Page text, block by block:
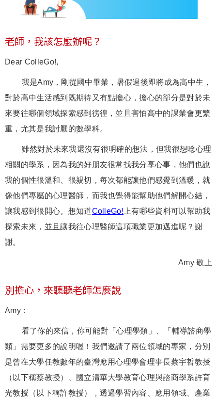
老師，我該怎麼辦呢？
Dear ColleGo!,
我是Amy，剛從國中畢業，暑假過後即將成為高中生，
對於高中生活感到既期待又有點擔心，擔心的部分是對於未
來要往哪個領域探索感到徬徨，並且害怕高中的課業會更繁
重，尤其是我討厭的數學科。
雖然對於未來我還沒有很明確的想法，但我很想唸心理
相關的學系，因為我的好朋友很常找我分享心事，他們也說
我的個性很溫和、很親切，每次都能讓他們感覺到溫暖，就
像他們專屬的心理醫師，而我也覺得能幫助他們解開心結，
讓我感到很開心。想知道ColleGo! 上有哪些資料可以幫助我
探索未來，並且讓我往心理醫師這項職業更加邁進呢？謝
謝。
Amy 敬上
別擔心，來聽聽老師怎麼說
Amy：
看了你的來信，你可能對「心理學類」、「輔導諮商學
類」需要更多的說明喔！我們邀請了兩位領域的專家，分別
是曾在大學任教數年的臺灣應用心理學會理事長蔡宇哲教授
（以下稱蔡教授）、國立清華大學教育心理與諮商學系許育
光教授（以下稱許教授），透過學習內容、應用領域、產業